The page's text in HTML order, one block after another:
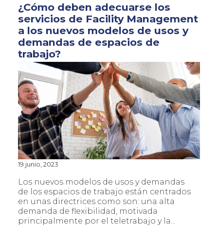
¿Cómo deben adecuarse los
servicios de Facility Management
a los nuevos modelos de usos y
demandas de espacios de
trabajo?
19 junio, 2023
Los nuevos modelos de usos y demandas
de los espacios de trabajo están centrados
en unas directrices como son: una alta
demanda de flexibilidad, motivada
principalmente por el teletrabajo y la...